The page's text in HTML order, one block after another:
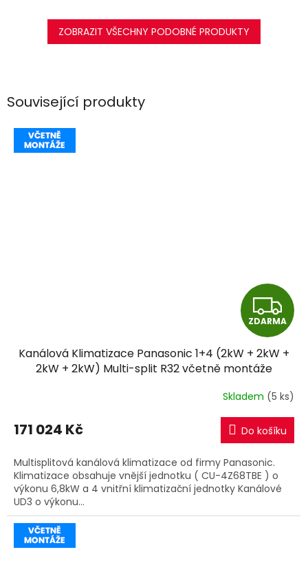
Související produkty
Z
D
A
R
M
A
ZDARMA
Kanálová Klimatizace Panasonic 1+4 (2kW + 2kW +
2kW + 2kW) Multi-split R32 včetně montáže
Skladem (5 ks)
171 024 Kč Do košíku
Multisplitová kanálová klimatizace od firmy Panasonic.
Klimatizace obsahuje vnější jednotku ( CU-4Z68TBE ) o
výkonu 6,8kW a 4 vnitřní klimatizační jednotky Kanálové
UD3 o výkonu...
ZOBRAZIT VŠECHNY PODOBNÉ PRODUKTY